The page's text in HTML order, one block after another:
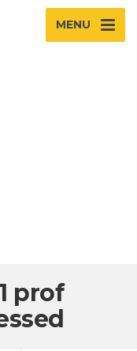
MENU
prof